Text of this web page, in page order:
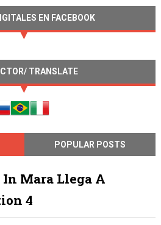
EN FACEBOOK
TRANSLATE
POPULAR POSTS
Mara Llega A
4